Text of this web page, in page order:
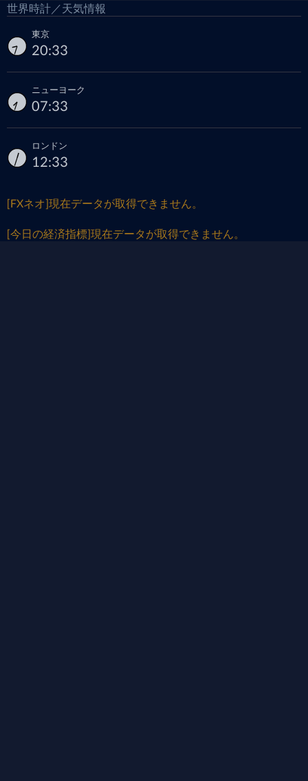
世界時計／天気情報
東京
20:33
ニューヨーク
07:33
ロンドン
12:33
[FXネオ]現在データが取得できません。
[今日の経済指標]現在データが取得できません。